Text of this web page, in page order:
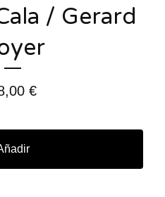
/ Gerard
€